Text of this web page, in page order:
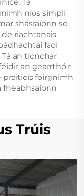
Tá
níos simplí
shásraíonn sé
riachtanais
faoi
an tionchar
an gearrthóir
praiticís foirgnimh
fheabhsaíonn
Trúis